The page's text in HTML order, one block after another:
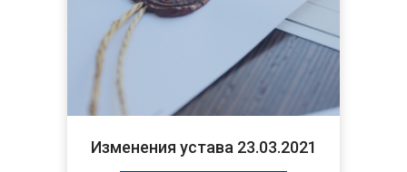
Изменения устава 23.03.2021